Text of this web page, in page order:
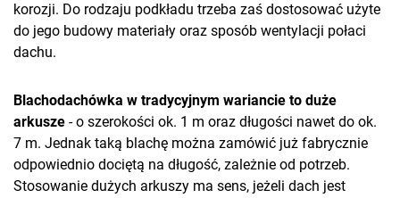
korozji. Do rodzaju podkładu trzeba zaś dostosować użyte
do jego budowy materiały oraz sposób wentylacji połaci
dachu.
Blachodachówka w tradycyjnym wariancie to duże
arkusze - o szerokości ok. 1 m oraz długości nawet do ok.
7 m. Jednak taką blachę można zamówić już fabrycznie
odpowiednio dociętą na długość, zależnie od potrzeb.
Stosowanie dużych arkuszy ma sens, jeżeli dach jest